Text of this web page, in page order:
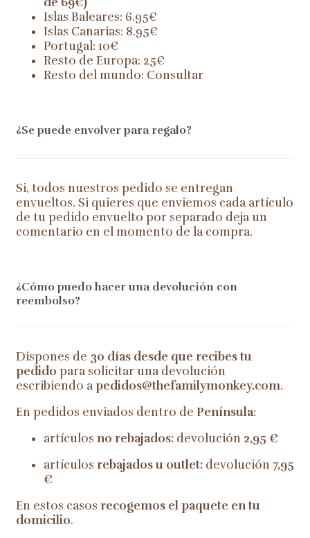
Islas Baleares: 6.95€
Islas Canarias: 8.95€
Portugal: 10€
Resto de Europa: 25€
Resto del mundo: Consultar
¿Se puede envolver para regalo?
Si, todos nuestros pedido se entregan
envueltos. Si quieres que enviemos cada artículo
de tu pedido envuelto por separado deja un
comentario en el momento de la compra.
¿Cómo puedo hacer una devolución con
reembolso?
Dispones de 30 días desde que recibes tu
pedido para solicitar una devolución
escribiendo apedidos@thefamilymonkey.com.
En pedidos enviados dentro de Península:
artículos no rebajados: devolución 2,95 €
artículos rebajados u outlet: devolución 7,95
€
En estos casos recogemos el paquete en tu
domicilio.